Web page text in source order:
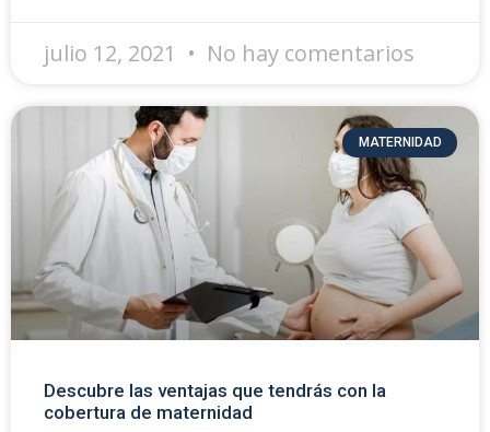
julio 12, 2021 No hay comentarios
MATERNIDAD
Descubre las ventajas que tendrás con la
cobertura de maternidad